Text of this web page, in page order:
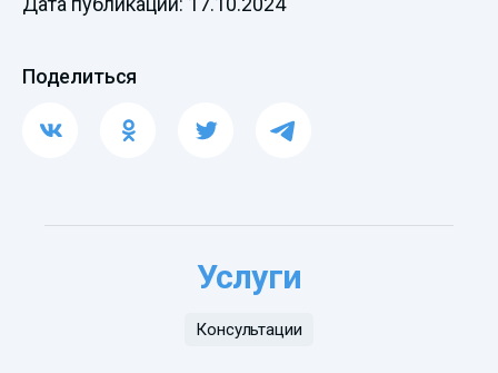
Поделиться
Услуги
Консультации